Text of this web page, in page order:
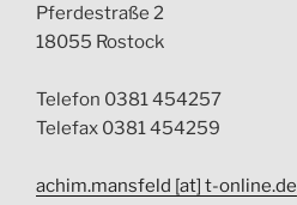
Pferdestraße 2
18055 Rostock
Telefon 0381 454257
Telefax 0381 454259
achim.mansfeld [at] t-online.de